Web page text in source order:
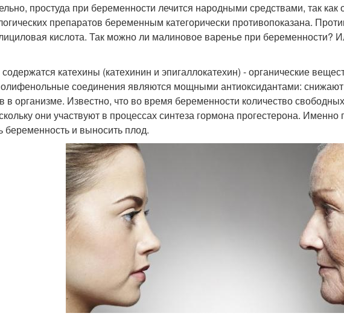
простуда при беременности лечится народными средствами, так как
препаратов беременным категорически противопоказана.
кислота. Так можно ли малиновое варенье при беременности?
катехины (катехинин и эпигаллокатехин) - органические
соединения являются мощными антиоксидантами: снижают
в организме. Известно, что во время беременности количество
они участвуют в процессах синтеза гормона прогестерона. Именно
беременность и выносить плод.